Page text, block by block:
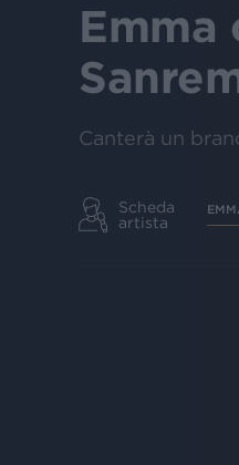
Emma
Canterà un
Scheda
artista